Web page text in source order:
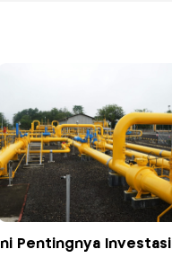
Ini Pentingnya Investasi